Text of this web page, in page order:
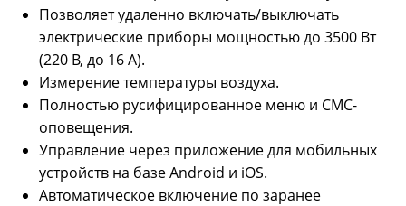
Позволяет удаленно включать/выключать
электрические приборы мощностью до 3500 Вт
(220 В, до 16 А).
Измерение температуры воздуха.
Полностью русифицированное меню и СМС-
оповещения.
Управление через приложение для мобильных
устройств на базе Android и iOS.
Автоматическое включение по заранее